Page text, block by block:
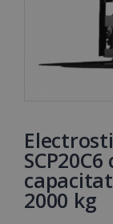
2000 kg